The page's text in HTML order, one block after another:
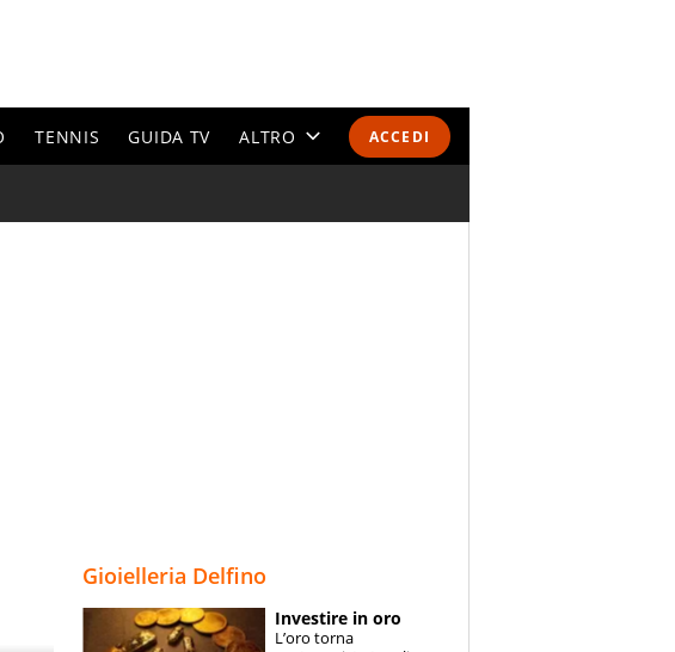
ACCEDI
TENNIS GUIDA TV ALTRO
Gioielleria Delfino
Investire in oro
L’oro torna